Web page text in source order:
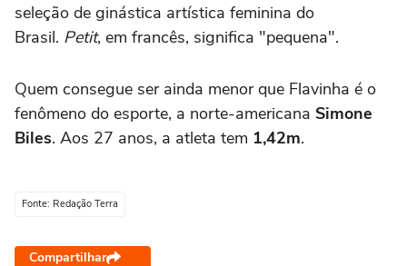
seleção de ginástica artística feminina do
Brasil. Petit, em francês, significa "pequena".
Quem consegue ser ainda menor que Flavinha é o
fenômeno do esporte, a norte-americana Simone
Biles. Aos 27 anos, a atleta tem 1,42m.
Fonte: Redação Terra
Compartilhar